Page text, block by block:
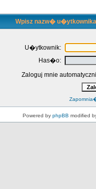
Wpisz nazw�
U�ytkownik:
Has�o:
Zaloguj mnie
Powered by phpBB modified